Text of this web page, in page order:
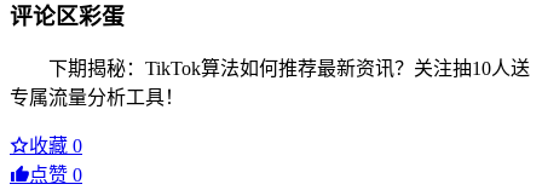
评论区彩蛋
下期揭秘：TikTok算法如何推荐最新资讯？关注抽10人送
专属流量分析工具！
收藏 0
点赞 0